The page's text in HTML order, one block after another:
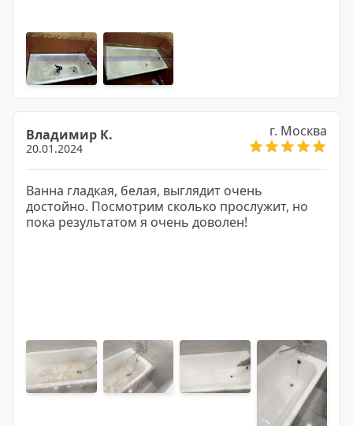
Владимир К.
20.01.2024
г. Москва
Ванна гладкая, белая, выглядит очень
достойно. Посмотрим сколько прослужит, но
пока результатом я очень доволен!